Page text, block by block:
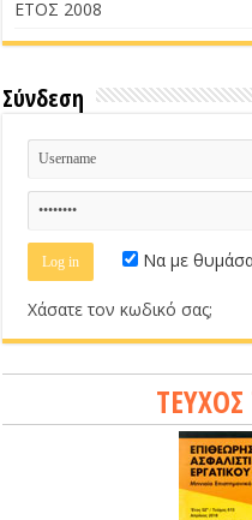
ΕΤΟΣ 2008
Σύνδεση
Να με
Χάσατε τον κωδικό σας;